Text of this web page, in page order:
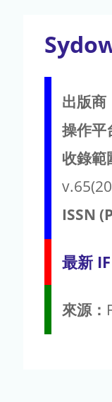
出版商
操作平
收錄範
ISSN
最新
來源：